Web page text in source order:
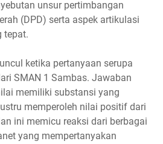
unsur pertimbangan
(DPD) serta aspek artikulasi
tepat.
ketika pertanyaan serupa
SMAN 1 Sambas. Jawaban
memiliki substansi yang
memperoleh nilai positif dari
ini memicu reaksi dari berbagai
yang mempertanyakan